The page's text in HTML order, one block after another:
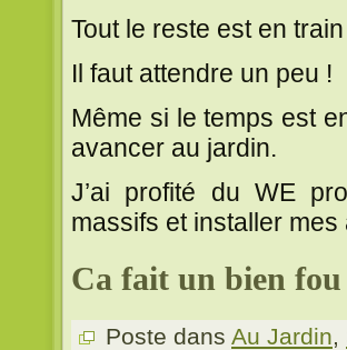
Tout le reste est en
Il faut attendre un peu !
Même si le temps est
avancer au jardin.
J’ai profité du WE
massifs et installer
Ca fait un bien
Poste dans Au Jardin,